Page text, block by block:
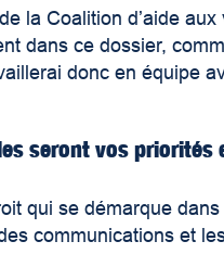
la Coalition d’aide aux
dans ce dossier,
donc en équipe
seront vos priorités
qui se démarque dans
communications et